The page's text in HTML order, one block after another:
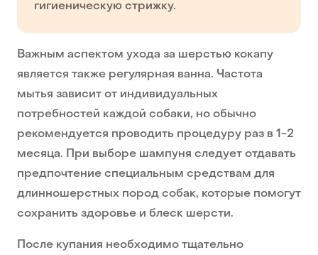
гигиеническую стрижку.
Важным аспектом ухода за шерстью кокапу
является также регулярная ванна. Частота
мытья зависит от индивидуальных
потребностей каждой собаки, но обычно
рекомендуется проводить процедуру раз в 1-2
месяца. При выборе шампуня следует отдавать
предпочтение специальным средствам для
длинношерстных пород собак, которые помогут
сохранить здоровье и блеск шерсти.
После купания необходимо тщательно